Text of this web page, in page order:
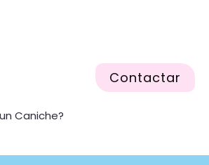
Caniche?
Contactar